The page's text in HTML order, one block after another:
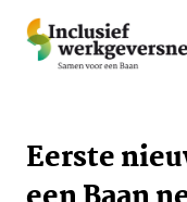
Eerste